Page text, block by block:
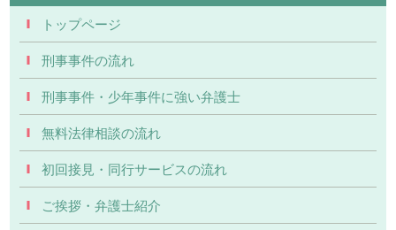
トップページ
刑事事件の流れ
刑事事件・少年事件に強い弁護士
無料法律相談の流れ
初回接見・同行サービスの流れ
ご挨拶・弁護士紹介